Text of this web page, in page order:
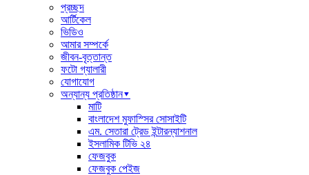
প্রচ্ছদ
আর্টিকেল
ভিডিও
আমার সম্পর্কে
জীবন-বৃত্তান্ত
ফটো গ্যালারী
যোগাযোগ
অন্যান্য প্রতিষ্ঠান▾
মাটি
বাংলাদেশ মুফাস্সির সোসাইটি
এম. সেতারা ট্রেড ইন্টারন্যাশনাল
ইসলামিক টিভি ২৪
ফেজবুক
ফেজবুক পেইজ